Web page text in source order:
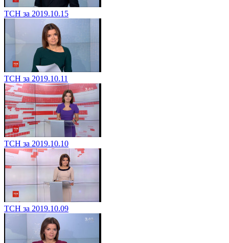
ТСН за 2019.10.15
ТСН за 2019.10.11
ТСН за 2019.10.10
ТСН за 2019.10.09